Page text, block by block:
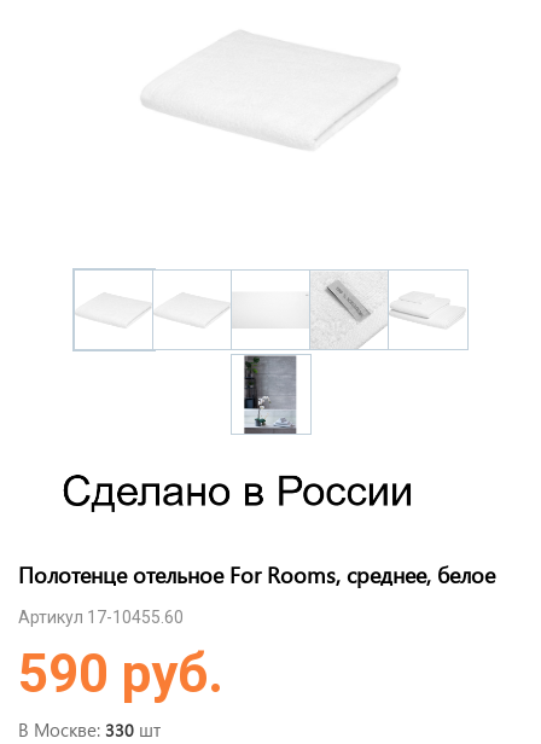
Полотенце отельное For Rooms, среднее, белое
Артикул 17-10455.60
590 руб.
В Москве: 330 шт